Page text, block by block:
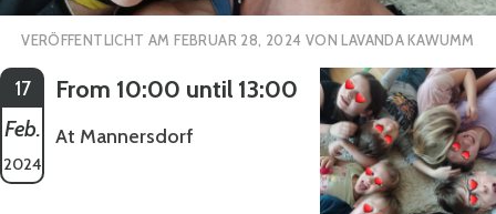
VERÖFFENTLICHT AMFEBRUAR 28, 2024 VONLAVANDA KAWUMM
17
Feb.
2024
From 10:00 until 13:00
At Mannersdorf